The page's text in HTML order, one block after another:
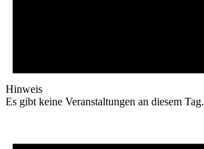
Hinweis
Es gibt keine Veranstaltungen an diesem Tag.